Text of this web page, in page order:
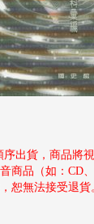
出貨，商品將
商品（如：CD
恕無法接受退